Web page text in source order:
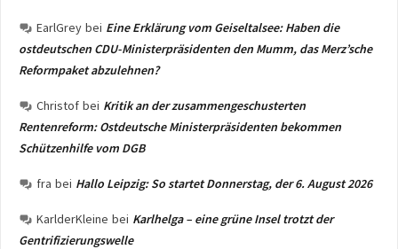
EarlGrey bei Eine Erklärung vom Geiseltalsee: Haben die
ostdeutschen CDU-Ministerpräsidenten den Mumm, das Merz’sche
Reformpaket abzulehnen?
Christof bei Kritik an der zusammengeschusterten
Rentenreform: Ostdeutsche Ministerpräsidenten bekommen
Schützenhilfe vom DGB
fra bei Hallo Leipzig: So startet Donnerstag, der 6. August 2026
KarlderKleine bei Karlhelga – eine grüne Insel trotzt der
Gentrifizierungswelle